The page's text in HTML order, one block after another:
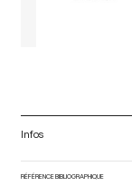
Infos
RÉFÉRENCE BIBLIOGRAPHIQUE